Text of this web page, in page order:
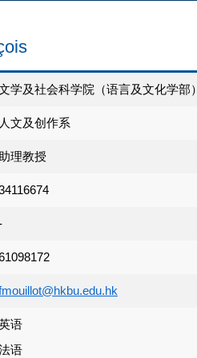
学及社会科学院（语言及文化学部）
人文及创作系
助理教授
语
语